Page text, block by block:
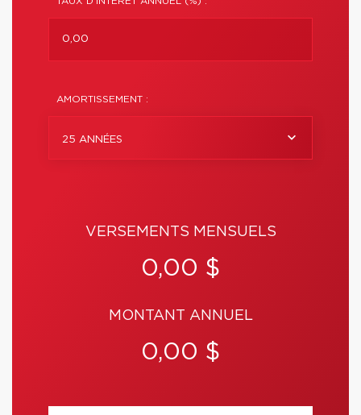
AMORTISSEMENT :
25 ANNÉES
VERSEMENTS MENSUELS
0,00 $
MONTANT ANNUEL
0,00 $